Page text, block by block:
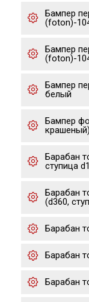
Бампер
(foton)-
Бампер
(foton)-
Бампер
белый
Бампер
крашеный)
Барабан
ступица
Барабан
(d360,
Барабан
Барабан
Барабан